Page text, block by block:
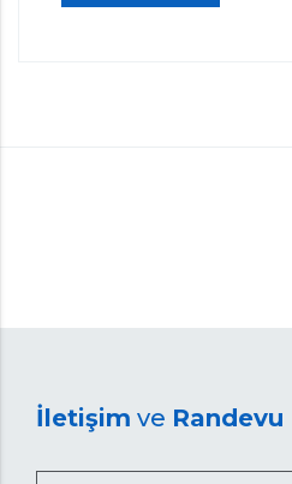
İletişim ve Randevu